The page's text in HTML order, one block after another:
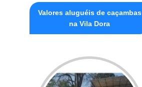
Valores aluguéis de caçambas
na Vila Dora